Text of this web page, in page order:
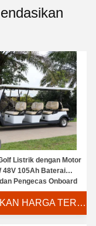
Listrik dengan Motor
48V 105Ah Baterai
Pengecas Onboard
Transportasi
DAPATKAN HARGA TERBAIK